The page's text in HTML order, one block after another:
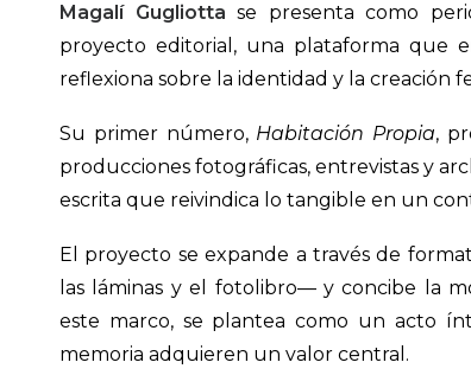
Magalí Gugliotta se presenta como
proyecto editorial, una plataforma que
reflexiona sobre la identidad y la creación
Su primer número, Habitación Propia,
producciones fotográficas, entrevistas y
escrita que reivindica lo tangible en un
El proyecto se expande a través de
las láminas y el fotolibro— y concibe la
este marco, se plantea como un acto
memoria adquieren un valor central.